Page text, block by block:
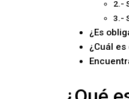
2.-
3.-
¿Es
¿Cuál